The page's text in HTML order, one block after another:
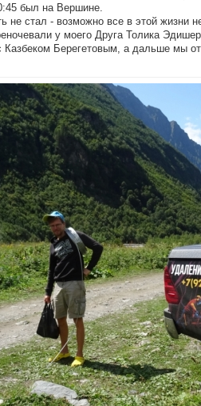
был на Вершине.
не стал - возможно все в этой жизни
у моего Друга Толика
Казбеком Берегетовым, а дальше мы